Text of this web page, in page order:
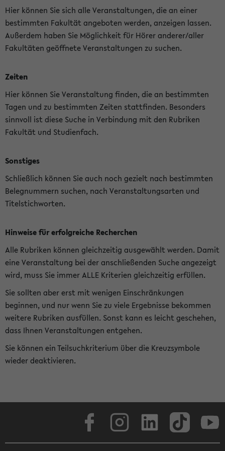
Hier können Sie sich alle Veranstaltungen, die an einer
bestimmten Fakultät angeboten werden, anzeigen lassen.
Außerdem haben Sie Möglichkeit für Hörer anderer/aller
Fakultäten geöffnete Veranstaltungen zu suchen.
Zeiten
Hier können Sie Veranstaltung finden, die an bestimmten
Tagen und zu bestimmten Zeiten stattfinden. Besonders
sinnvoll ist diese Suche in Verbindung mit den Rubriken
Fakultät und Studienfach.
Sonstiges
Schließlich können Sie auch noch gezielt nach bestimmten
Belegnummern suchen, nach Veranstaltungsarten und
Titelstichworten.
Hinweise für erfolgreiche Recherchen
Alle Rubriken können gleichzeitig ausgewählt werden. Damit
eine Veranstaltung bei der anschließenden Suche angezeigt
wird, muss Sie immer ALLE Kriterien gleichzeitig erfüllen.
Sie sollten aber erst mit wenigen Einschränkungen
beginnen, und nur wenn Sie zu viele Ergebnisse bekommen
weitere Rubriken ausfüllen. Sonst kann es leicht geschehen,
dass Ihnen Veranstaltungen entgehen.
Sie können ein Teilsuchkriterium über die Kreuzsymbole
wieder deaktivieren.